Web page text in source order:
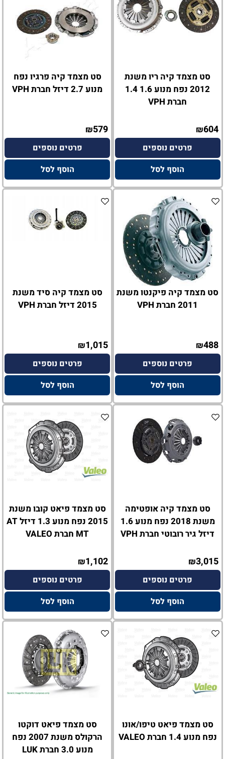
סט מצמד קיה ריו משנת
2012 נפח מנוע 1.6 1.4
חברת VPH
₪604
פרטים נוספים
הוסף לסל
סט מצמד קיה פרגיו נפח
מנוע 2.7 דיזל חברת VPH
₪579
פרטים נוספים
הוסף לסל
סט מצמד קיה פיקנטו משנת
2011 חברת VPH
₪488
פרטים נוספים
הוסף לסל
סט מצמד קיה סיד משנת
2015 דיזל חברת VPH
₪1,015
פרטים נוספים
הוסף לסל
סט מצמד קיה אופטימה
משנת 2018 נפח מנוע 1.6
דיזל גיר רובוטי חברת VPH
₪3,015
פרטים נוספים
הוסף לסל
סט מצמד פיאט קובו משנת
2015 נפח מנוע 1.3 דיזל AT
MT חברת VALEO
₪1,102
פרטים נוספים
הוסף לסל
סט מצמד פיאט טיפו/אונו
נפח מנוע 1.4 חברת VALEO
סט מצמד פיאט דוקטו
הרקולס משנת 2007 נפח
מנוע 3.0 חברת LUK